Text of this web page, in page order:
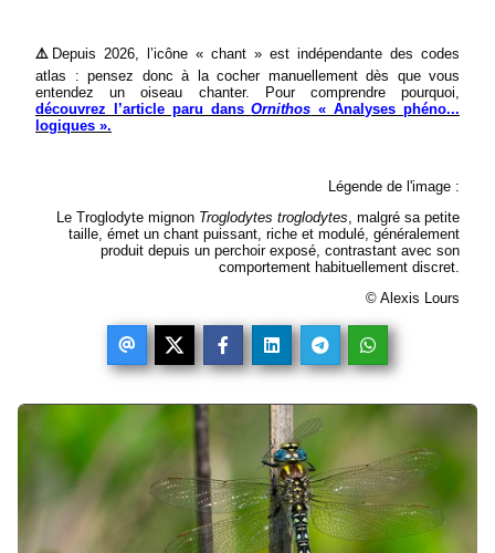
⚠️ Depuis 2026, l’icône « chant » est indépendante des codes
atlas : pensez donc à la cocher manuellement dès que vous
entendez un oiseau chanter. Pour comprendre pourquoi,
découvrez l’article paru dansOrnithos « Analyses phéno...
logiques ».
Légende de l'image :
Le Troglodyte mignon Troglodytes troglodytes, malgré sa petite
taille, émet un chant puissant, riche et modulé, généralement
produit depuis un perchoir exposé, contrastant avec son
comportement habituellement discret.
© Alexis Lours